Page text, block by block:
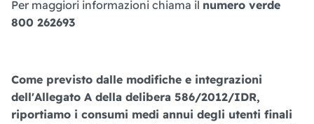
Per maggiori informazioni chiama il numero verde
800 262693
Come previsto dalle modifiche e integrazioni
dell'Allegato A della delibera 586/2012/IDR,
riportiamo i consumi medi annui degli utenti finali